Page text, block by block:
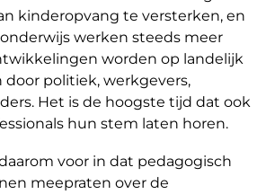
kinderopvang te versterken, en
werken steeds meer
worden op landelijk
door politiek, werkgevers,
Het is de hoogste tijd dat ook
hun stem laten horen.
voor in dat pedagogisch
meepraten over de